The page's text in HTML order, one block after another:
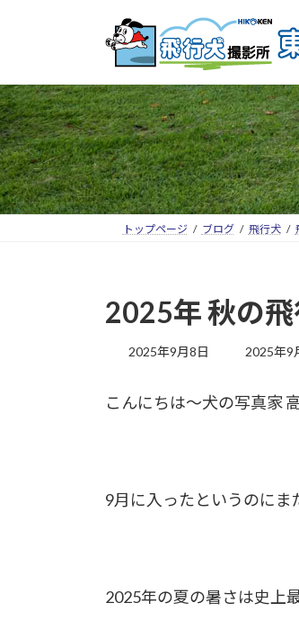
トップページ ブログ 飛行犬
2025年 秋の
2025年9月8日 2025年9
こんにちは～犬の写真家
9月に入ったというのにま
2025年の夏の暑さは史上